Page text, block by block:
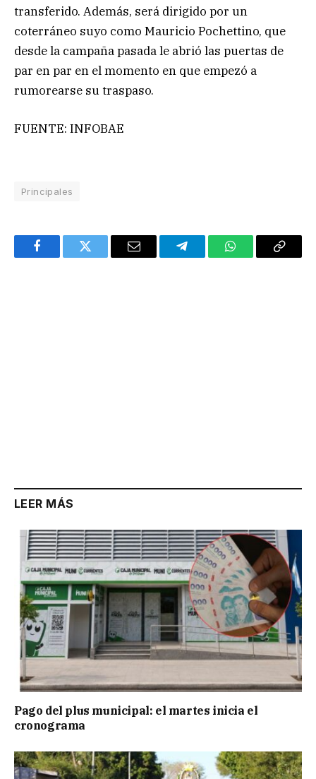
transferido. Además, será dirigido por un
coterráneo suyo como Mauricio Pochettino, que
desde la campaña pasada le abrió las puertas de
par en par en el momento en que empezó a
rumorearse su traspaso.
FUENTE: INFOBAE
Principales
FacebookTwitter Email TelegramWhatsAppCopy
LEER MÁS
Pago del plus municipal: el martes inicia el
cronograma